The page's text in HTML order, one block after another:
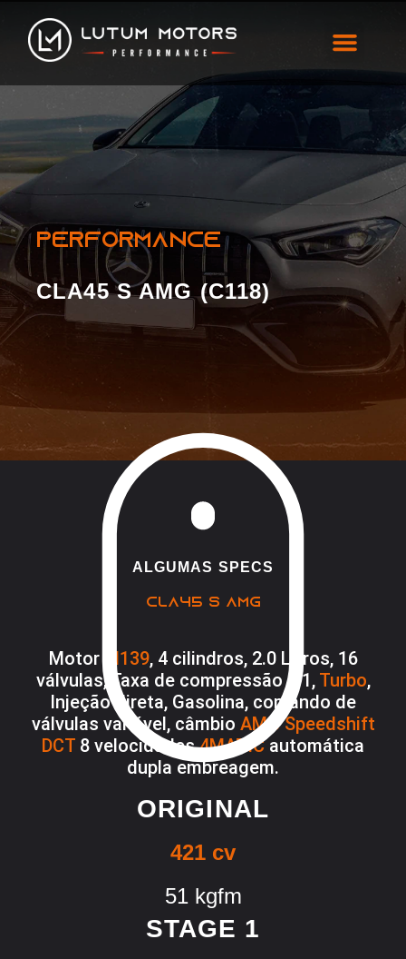
CLA45 S AMG (C118)
PERFORMANCE
CLA45 S AMG (C118)
ALGUMAS SPECS
CLA45 S AMG
Motor M139, 4 cilindros, 2.0 Litros, 16
válvulas, Taxa de compressão 9:1, Turbo,
Injeção direta, Gasolina, comando de
válvulas variável, câmbio AMG Speedshift
DCT 8 velocidades4MATICautomática
dupla embreagem.
ORIGINAL
421 cv
51 kgfm
STAGE 1